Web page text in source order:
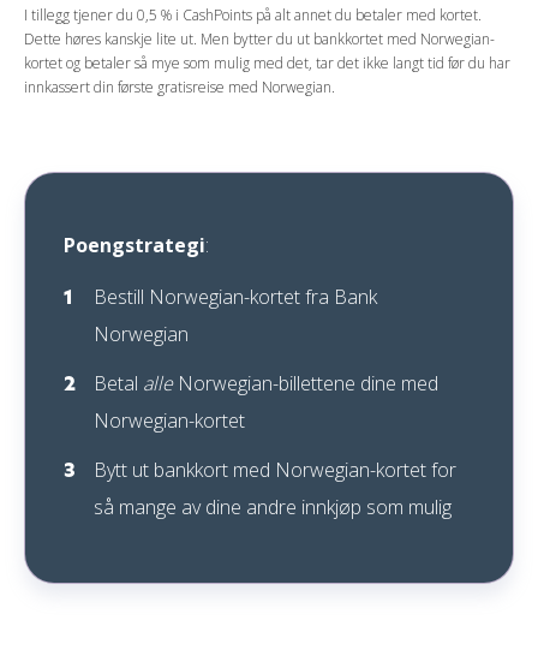
I tillegg tjener du 0,5 % i CashPoints på alt annet du betaler med kortet.
Dette høres kanskje lite ut. Men bytter du ut bankkortet med Norwegian-
kortet og betaler så mye som mulig med det, tar det ikke langt tid før du har
innkassert din første gratisreise med Norwegian.
Poengstrategi:
Bestill Norwegian-kortet fra Bank
Norwegian
Betal alleNorwegian-billettene dine med
Norwegian-kortet
Bytt ut bankkort med Norwegian-kortet for
så mange av dine andre innkjøp som mulig